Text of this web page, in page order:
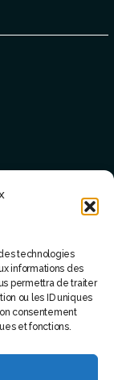
technologies
informations des
permettra de traiter
ou les ID uniques
consentement
et fonctions.